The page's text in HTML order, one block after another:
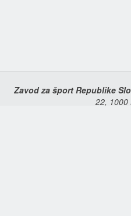
Zavod za šport Republike
22, 1000